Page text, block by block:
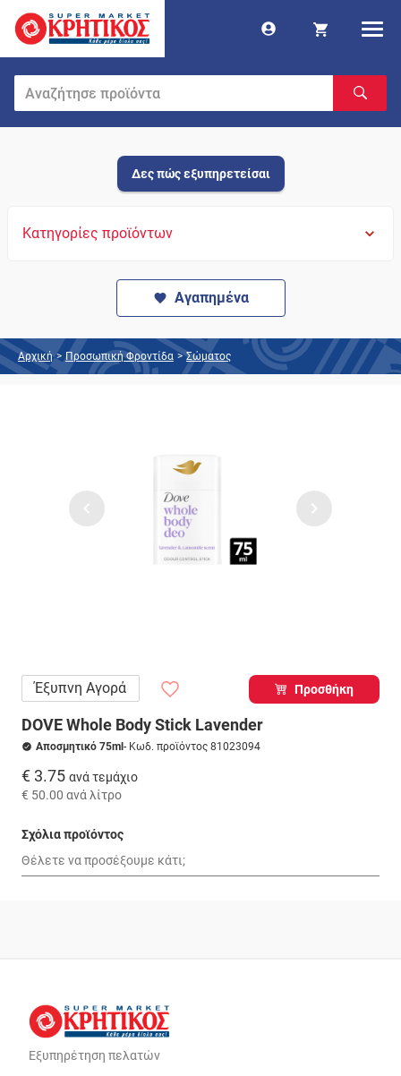
Δες πώς εξυπηρετείσαι
Κατηγορίες προϊόντων
Αγαπημένα
Αρχική > Προσωπική Φροντίδα > Σώματος
Έξυπνη Αγορά Προσθήκη
DOVE Whole Body Stick Lavender
Αποσμητικό 75ml - Κωδ. προϊόντος 81023094
€ 3.75 ανά τεμάχιο
€ 50.00 ανά λίτρο
Σχόλια προϊόντος
Εξυπηρέτηση πελατών